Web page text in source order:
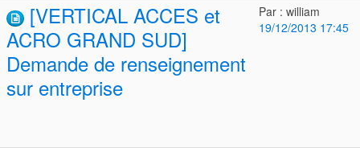
[VERTICAL ACCES et
ACRO GRAND SUD]
Demande de renseignement
sur entreprise
Par : william
19/12/2013 17:45